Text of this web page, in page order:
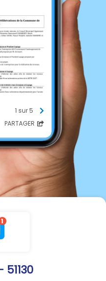
1 sur 5
PARTAGER